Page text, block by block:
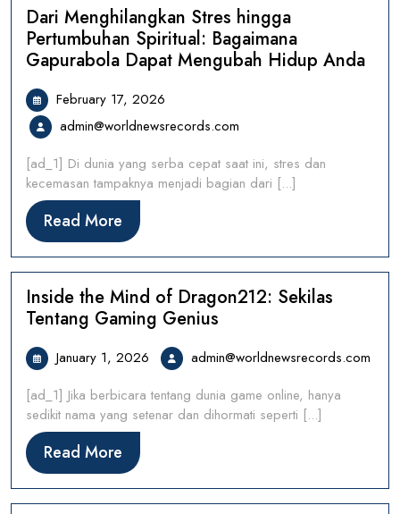
Dari Menghilangkan Stres hingga
Pertumbuhan Spiritual: Bagaimana
Gapurabola Dapat Mengubah Hidup Anda
February 17, 2026
admin@worldnewsrecords.com
[ad_1] Di dunia yang serba cepat saat ini, stres dan
kecemasan tampaknya menjadi bagian dari [...]
Read More Read
More
Inside the Mind of Dragon212: Sekilas
Tentang Gaming Genius
January 1, 2026 January
2026
admin@worldnewsrecords.com
[ad_1] Jika berbicara tentang dunia game online, hanya
sedikit nama yang setenar dan dihormati seperti [...]
Read More Read
More